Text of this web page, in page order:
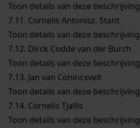
Toon details van deze beschrijving
7.11. Cornelis Antonisz. Stant
Toon details van deze beschrijving
7.12. Dirck Codde van der Burch
Toon details van deze beschrijving
7.13. Jan van Conincxvelt
Toon details van deze beschrijving
7.14. Cornelis Tjallis
Toon details van deze beschrijving